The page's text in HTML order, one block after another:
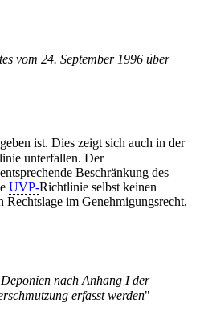
vom 24. September 1996 über
ist. Dies zeigt sich auch in der
unterfallen. Der
Beschränkung des
UVP-Richtlinie selbst keinen
Rechtslage im Genehmigungsrecht,
Deponien nach Anhang I der
erfasst werden"